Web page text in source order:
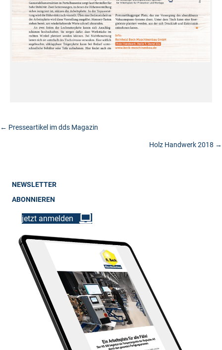
Posts
← Presseartikel im dds Magazin
Holz Handwerk 2018 →
NEWSLETTER
ABONNIEREN
jetzt anmelden